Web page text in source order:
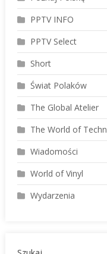
PPTV INFO
PPTV Select
Short
Świat Polaków
The Global Atelier
The World of
Wiadomości
World of Vinyl
Wydarzenia